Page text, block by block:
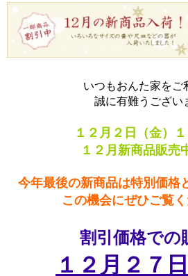
いつもおんた家をご
誠に有難うござい
１２月２日（金）
１２月新商品販売
今年最後の新商品は特別価格
この機会にぜひご覧く
割引価格での
１２月２７